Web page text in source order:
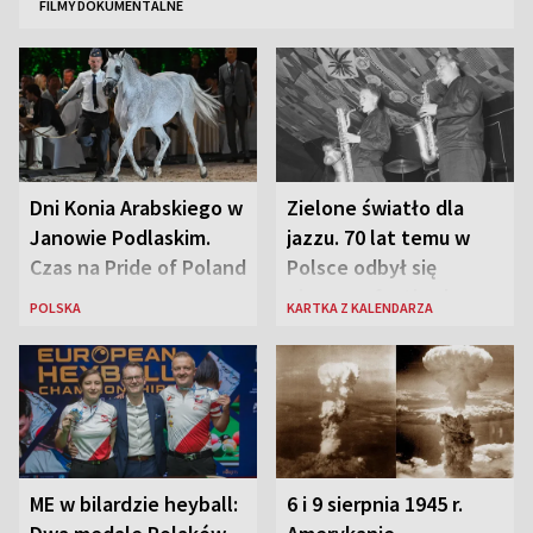
FILMY DOKUMENTALNE
Dni Konia Arabskiego w
Janowie Podlaskim.
Czas na Pride of Poland
POLSKA
Zielone światło dla
jazzu. 70 lat temu w
Polsce odbył się
pierwszy festiwal
KARTKA Z KALENDARZA
ME w bilardzie heyball:
6 i 9 sierpnia 1945 r.